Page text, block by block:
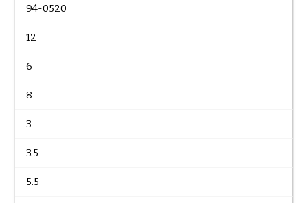
94-0520
12
6
8
3
3.5
5.5